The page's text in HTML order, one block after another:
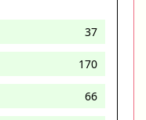
37
170
66